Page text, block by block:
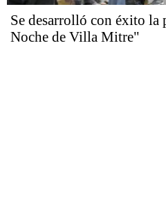
Se desarrolló con éxito
Noche de Villa Mitre"